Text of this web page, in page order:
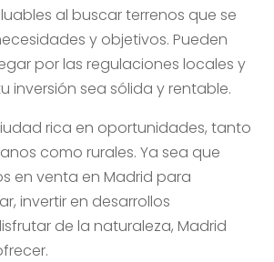
al buscar terrenos que se
y objetivos. Pueden
por las regulaciones locales y
inversión sea sólida y rentable.
rica en oportunidades, tanto
como rurales. Ya sea que
en venta en Madrid para
invertir en desarrollos
de la naturaleza, Madrid